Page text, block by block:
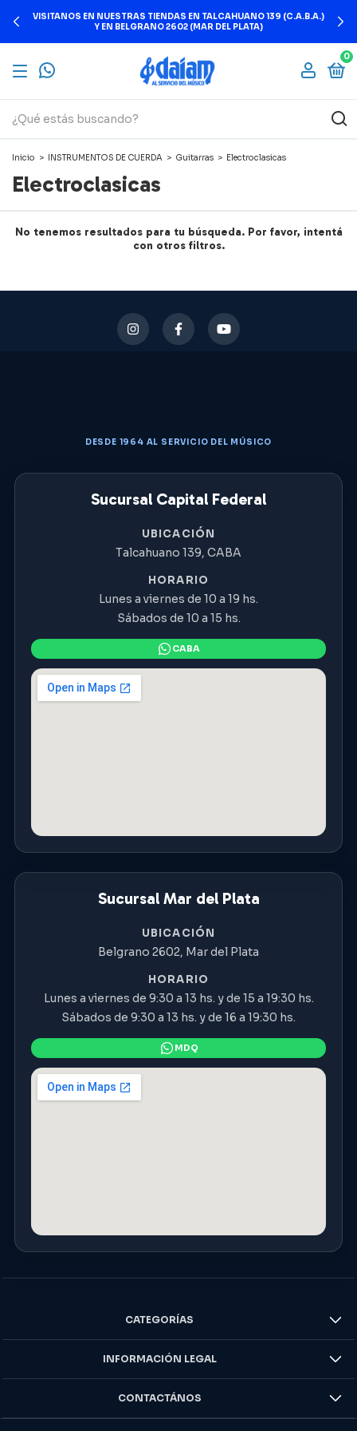
VISITANOS EN NUESTRAS TIENDAS EN TALCAHUANO 139 (C.A.B.A.)
Y EN BELGRANO 2602 (MAR DEL PLATA)
0
Inicio > INSTRUMENTOS DE CUERDA > Guitarras > Electroclasicas
Electroclasicas
No tenemos resultados para tu búsqueda. Por favor, intentá
con otros filtros.
DESDE 1964 AL SERVICIO DEL MÚSICO
Sucursal Capital Federal
UBICACIÓN
Talcahuano 139, CABA
HORARIO
Lunes a viernes de 10 a 19 hs.
Sábados de 10 a 15 hs.
Sucursal Mar del Plata
UBICACIÓN
Belgrano 2602, Mar del Plata
HORARIO
Lunes a viernes de 9:30 a 13 hs. y de 15 a 19:30 hs.
Sábados de 9:30 a 13 hs. y de 16 a 19:30 hs.
CATEGORÍAS
INFORMACIÓN LEGAL
CONTACTÁNOS